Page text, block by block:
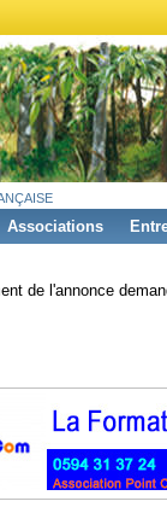
Associations
de l'annonce